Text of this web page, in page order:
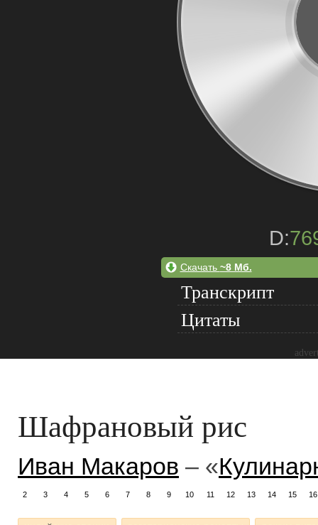
D:
Скачать ~8 Мб.
Транскрипт
Цитаты
Шафрановый рис
Иван Макаров – «
2 3 4 5 6 7 8 9 10 11 12 13 14 15 16